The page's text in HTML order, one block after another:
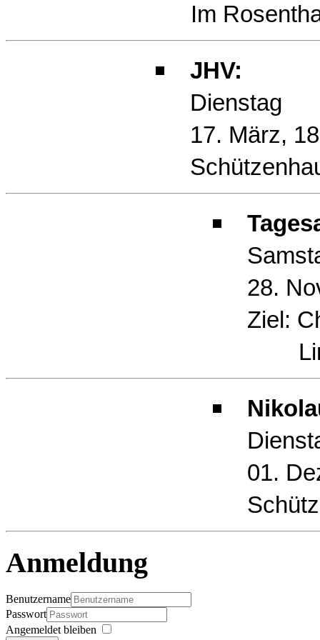
Im
JHV:
Dienstag
17. März,
28.
Ziel:
01.
Anmeldung
Benutzername
Passwort
Angemeldet bleiben